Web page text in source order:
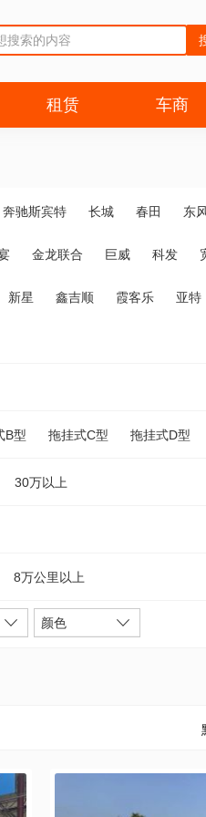
租赁 车商
奔驰斯宾特 长城 春田 东
金龙联合 巨威 科发
新星 鑫吉顺 霞客乐 亚特
B型 拖挂式C型 拖挂式D型
30万以上
8万公里以上
颜色